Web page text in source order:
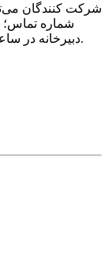
شرکت کنندگان
دبیرخانه در ساعات اداری پاسخگوی شرکت کنندگان خواهند بود.